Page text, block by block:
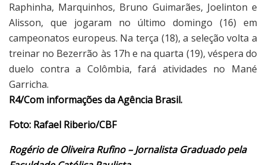
Raphinha, Marquinhos, Bruno Guimarães, Joelinton e
Alisson, que jogaram no último domingo (16) em
campeonatos europeus. Na terça (18), a seleção volta a
treinar no Bezerrão às 17h e na quarta (19), véspera do
duelo contra a Colômbia, fará atividades no Mané
Garricha.
R4/Com informações da Agência Brasil.
Foto: Rafael Riberio/CBF
Rogério de Oliveira Rufino – Jornalista Graduado pela